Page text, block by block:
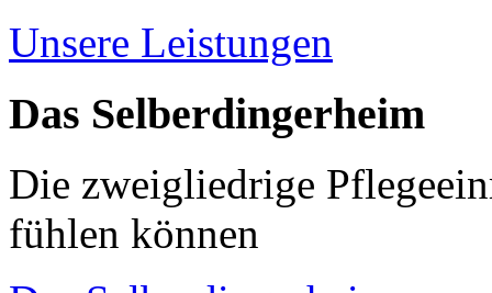
Unsere Leistungen
Das Selberdingerheim
Die zweigliedrige
fühlen können